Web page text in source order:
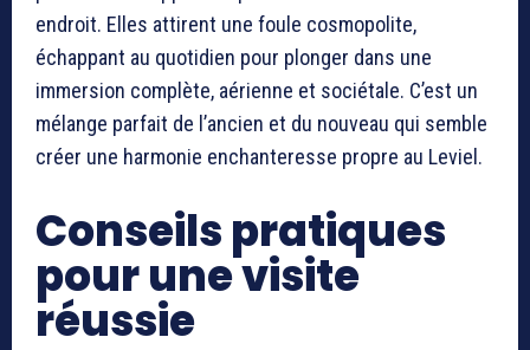
endroit. Elles attirent une foule cosmopolite,
échappant au quotidien pour plonger dans une
immersion complète, aérienne et sociétale. C’est un
mélange parfait de l’ancien et du nouveau qui semble
créer une harmonie enchanteresse propre au Leviel.
Conseils pratiques
pour une visite
réussie